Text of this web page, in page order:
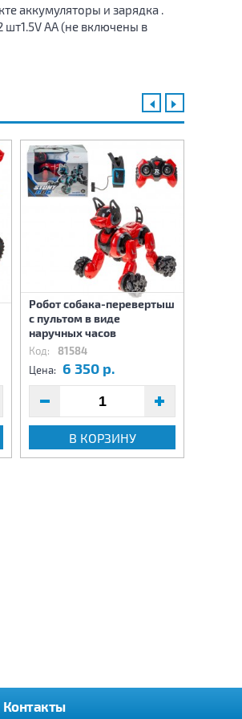
аккумуляторы и зарядка .
AA (не включены в
Робот собака-перевертыш
с пультом в виде
наручных часов
Код: 81584
Цена: 6 350 р.
В КОРЗИНУ
Контакты